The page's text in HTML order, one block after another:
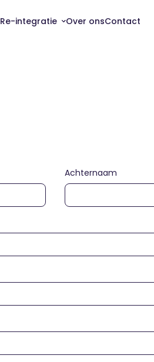
Re-integratie
Loopbaanbegeleiding
Over onsContact
Achternaam